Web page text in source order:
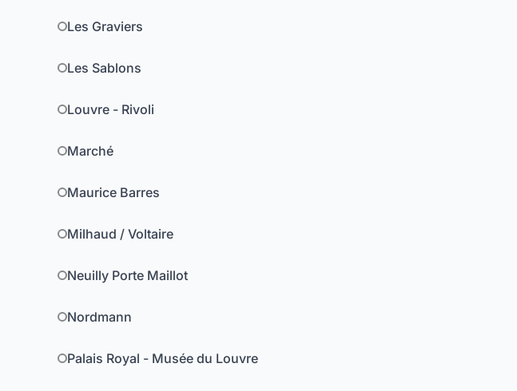
Les Graviers
Les Sablons
Louvre - Rivoli
Marché
Maurice Barres
Milhaud / Voltaire
Neuilly Porte Maillot
Nordmann
Palais Royal - Musée du Louvre